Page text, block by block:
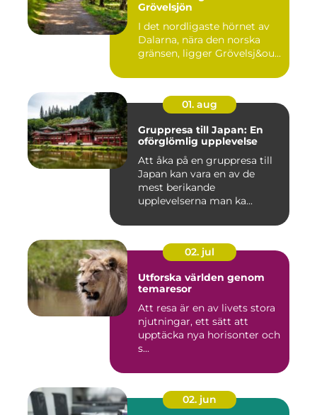
Grövelsjön
I det nordligaste hörnet av
Dalarna, nära den norska
gränsen, ligger Grövelsj&ou...
01. aug
Gruppresa till Japan: En
oförglömlig upplevelse
Att åka på en gruppresa till
Japan kan vara en av de
mest berikande
upplevelserna man ka...
02. jul
Utforska världen genom
temaresor
Att resa är en av livets stora
njutningar, ett sätt att
upptäcka nya horisonter och
s...
02. jun